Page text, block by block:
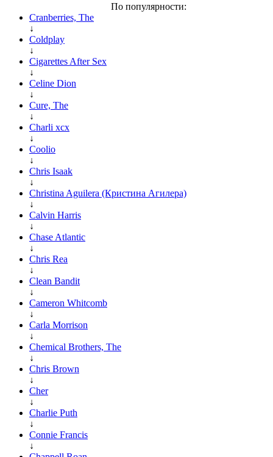
По популярности:
Cranberries, The
↓
Coldplay
↓
Cigarettes After Sex
↓
Celine Dion
↓
Cure, The
↓
Charli xcx
↓
Coolio
↓
Chris Isaak
↓
Christina Aguilera (Кристина Агилера)
↓
Calvin Harris
↓
Chase Atlantic
↓
Chris Rea
↓
Clean Bandit
↓
Cameron Whitcomb
↓
Carla Morrison
↓
Chemical Brothers, The
↓
Chris Brown
↓
Cher
↓
Charlie Puth
↓
Connie Francis
↓